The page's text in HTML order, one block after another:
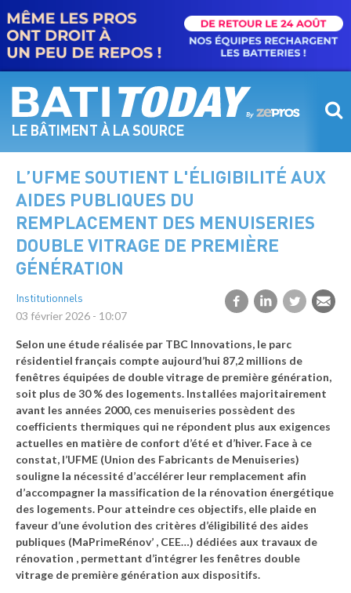
contenu
principal
LE BÂTIMENT À LA SOURCE
L’UFME SOUTIENT L'ÉLIGIBILITÉ AUX
AIDES PUBLIQUES DU
REMPLACEMENT DES MENUISERIES
DOUBLE VITRAGE DE PREMIÈRE
GÉNÉRATION
Institutionnels
03 février 2026 - 10:07
Selon une étude réalisée par TBC Innovations, le parc
résidentiel français compte aujourd’hui 87,2 millions de
fenêtres équipées de double vitrage de première génération,
soit plus de 30 % des logements. Installées majoritairement
avant les années 2000, ces menuiseries possèdent des
coefficients thermiques qui ne répondent plus aux exigences
actuelles en matière de confort d’été et d’hiver. Face à ce
constat, l’UFME (Union des Fabricants de Menuiseries)
souligne la nécessité d’accélérer leur remplacement afin
d’accompagner la massification de la rénovation énergétique
des logements. Pour atteindre ces objectifs, elle plaide en
faveur d’une évolution des critères d’éligibilité des aides
publiques (MaPrimeRénov’ , CEE…) dédiées aux travaux de
rénovation , permettant d’intégrer les fenêtres double
vitrage de première génération aux dispositifs.